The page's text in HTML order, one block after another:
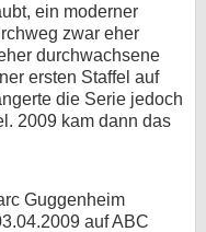
ein moderner
zwar eher
durchwachsene
ersten Staffel auf
die Serie jedoch
2009 kam dann das
Guggenheim
auf ABC